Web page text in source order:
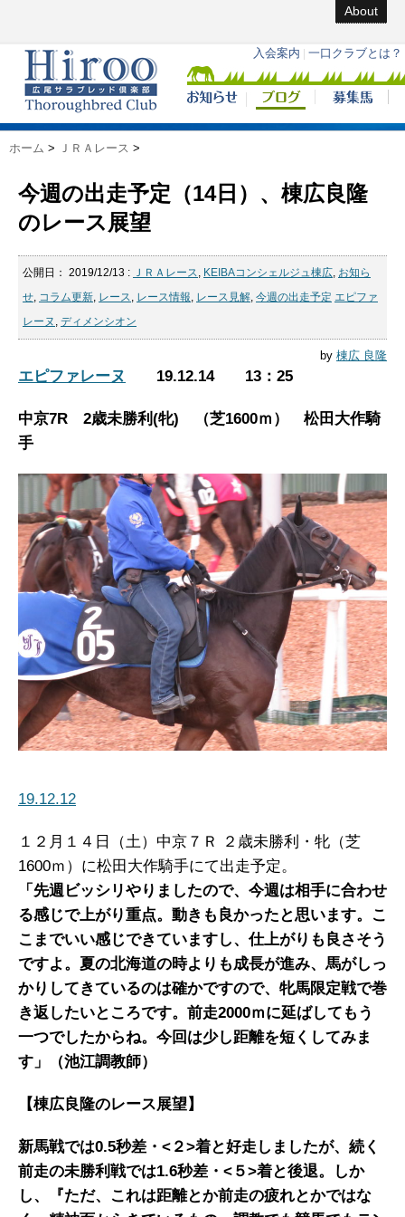
About
ホーム > ＪＲＡレース >
今週の出走予定（14日）、棟広良隆
のレース展望
公開日： 2019/12/13 : ＪＲＡレース, KEIBAコンシェルジュ棟広, お知ら
せ, コラム更新, レース, レース情報, レース見解, 今週の出走予定 エピファ
レーヌ , ディメンシオン
by 棟広 良隆
エピファレーヌ 19.12.14 13：25
中京7R 2歳未勝利(牝) （芝1600ｍ） 松田大作騎
手
19.12.12
１２月１４日（土）中京７Ｒ ２歳未勝利・牝（芝
1600ｍ）に松田大作騎手にて出走予定。
「先週ビッシリやりましたので、今週は相手に合わせ
る感じで上がり重点。動きも良かったと思います。こ
こまでいい感じできていますし、仕上がりも良さそう
ですよ。夏の北海道の時よりも成長が進み、馬がしっ
かりしてきているのは確かですので、牝馬限定戦で巻
き返したいところです。前走2000ｍに延ばしてもう
一つでしたからね。今回は少し距離を短くしてみま
す」（池江調教師）
【棟広良隆のレース展望】
新馬戦では0.5秒差・<２>着と好走しましたが、続く
前走の未勝利戦では1.6秒差・<５>着と後退。しか
し、『ただ、これは距離とか前走の疲れとかではな